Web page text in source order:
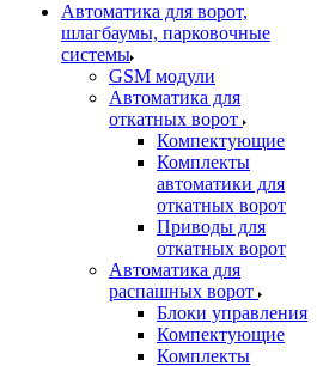
Автоматика для ворот,
шлагбаумы, парковочные
системы
GSM модули
Автоматика для
откатных ворот
Компектующие
Комплекты
автоматики для
откатных ворот
Приводы для
откатных ворот
Автоматика для
распашных ворот
Блоки управления
Компектующие
Комплекты